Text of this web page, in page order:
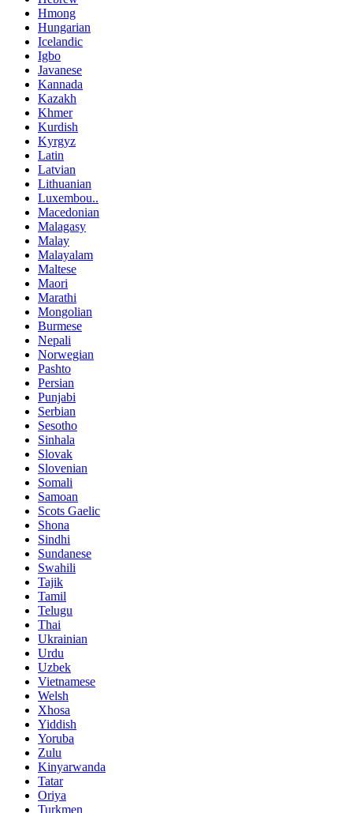
Hmong
Hungarian
Icelandic
Igbo
Javanese
Kannada
Kazakh
Khmer
Kurdish
Kyrgyz
Latin
Latvian
Lithuanian
Luxembou..
Macedonian
Malagasy
Malay
Malayalam
Maltese
Maori
Marathi
Mongolian
Burmese
Nepali
Norwegian
Pashto
Persian
Punjabi
Serbian
Sesotho
Sinhala
Slovak
Slovenian
Somali
Samoan
Scots Gaelic
Shona
Sindhi
Sundanese
Swahili
Tajik
Tamil
Telugu
Thai
Ukrainian
Urdu
Uzbek
Vietnamese
Welsh
Xhosa
Yiddish
Yoruba
Zulu
Kinyarwanda
Tatar
Oriya
Turkmen